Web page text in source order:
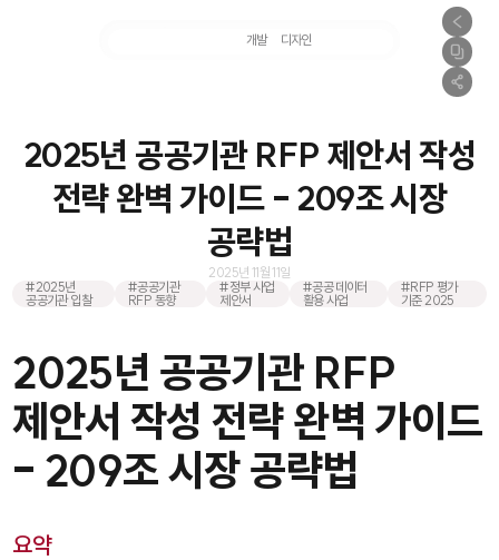
개발 디자인
2025년 공공기관 RFP 제안서 작성
전략 완벽 가이드 - 209조 시장
공략법
2025년 11월 11일
#2025년
공공기관 입찰
#공공기관
RFP 동향
#정부 사업
제안서
#공공 데이터
활용 사업
#RFP 평가
기준 2025
2025년 공공기관 RFP
제안서 작성 전략 완벽 가이드
- 209조 시장 공략법
요약